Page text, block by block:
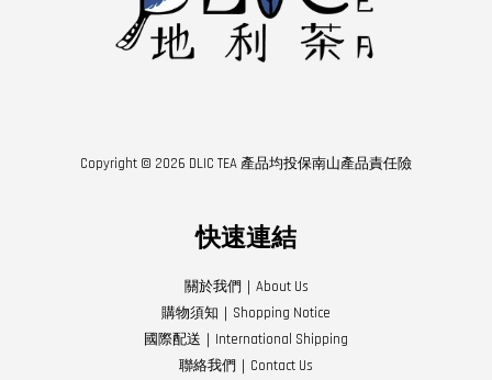
Copyright © 2026 DLIC TEA 產品均投保南山產品責任險
快速連結
關於我們｜About Us
購物須知｜Shopping Notice
國際配送｜International Shipping
聯絡我們｜Contact Us